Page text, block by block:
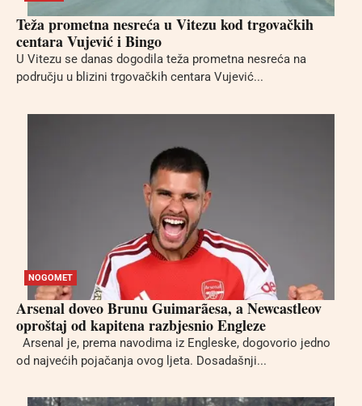
Teža prometna nesreća u Vitezu kod trgovačkih
centara Vujević i Bingo
U Vitezu se danas dogodila teža prometna nesreća na
području u blizini trgovačkih centara Vujević...
NOGOMET
Arsenal doveo Brunu Guimarãesa, a Newcastleov
oproštaj od kapitena razbjesnio Engleze
Arsenal je, prema navodima iz Engleske, dogovorio jedno
od najvećih pojačanja ovog ljeta. Dosadašnji...